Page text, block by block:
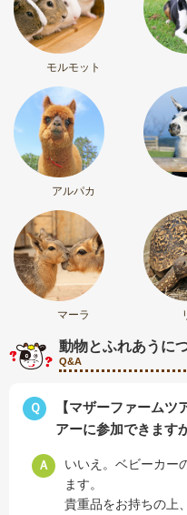
モルモット
アルパカ
マーラ
動物とふれあうに
Q&A
Ｑ
【マザーファーム
アーに参加できます
Ａ
いいえ。ベビーカー
ます。
貴重品をお持ちの上